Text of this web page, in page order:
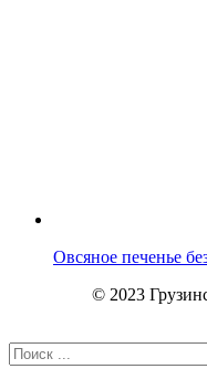
Овсяное печенье
© 2023